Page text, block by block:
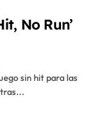
No Run’
sin hit para las